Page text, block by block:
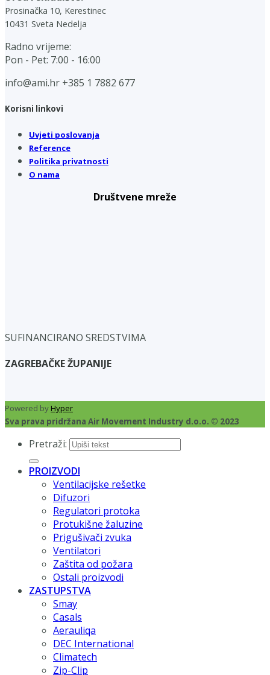
Prosinačka 10, Kerestinec
10431 Sveta Nedelja
Radno vrijeme:
Pon - Pet: 7:00 - 16:00
info@ami.hr +385 1 7882 677
Korisni linkovi
Uvjeti poslovanja
Reference
Politika privatnosti
O nama
Društvene mreže
SUFINANCIRANO SREDSTVIMA
ZAGREBAČKE ŽUPANIJE
Powered byHyper
Sva prava pridržana Air Movement Industry d.o.o. © 2023
Pretraži:
PROIZVODI
Ventilacijske rešetke
Difuzori
Regulatori protoka
Protukišne žaluzine
Prigušivači zvuka
Ventilatori
Zaštita od požara
Ostali proizvodi
ZASTUPSTVA
Smay
Casals
Aerauliqa
DEC International
Climatech
Zip-Clip